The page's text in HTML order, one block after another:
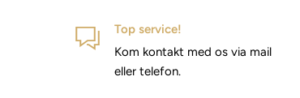
Top service!
Kom kontakt med os via mail
eller telefon.